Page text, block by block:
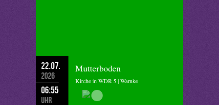
22.07.
2026
06:55
Uhr
Mutterboden
Kirche in WDR 5 | Warnke